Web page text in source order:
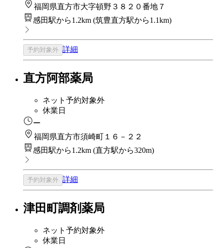
福岡県直方市大字頓野３８２０番地７
感田駅から1.2km (筑豊直方駅から1.1km)
予約対象外 詳細
直方阿部薬局
ネット予約対象外
休業日
ー
福岡県直方市須崎町１６－２２
感田駅から1.2km (直方駅から320m)
予約対象外 詳細
津田町調剤薬局
ネット予約対象外
休業日